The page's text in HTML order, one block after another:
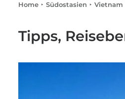
Home Südostasien Vietnam
Tipps,